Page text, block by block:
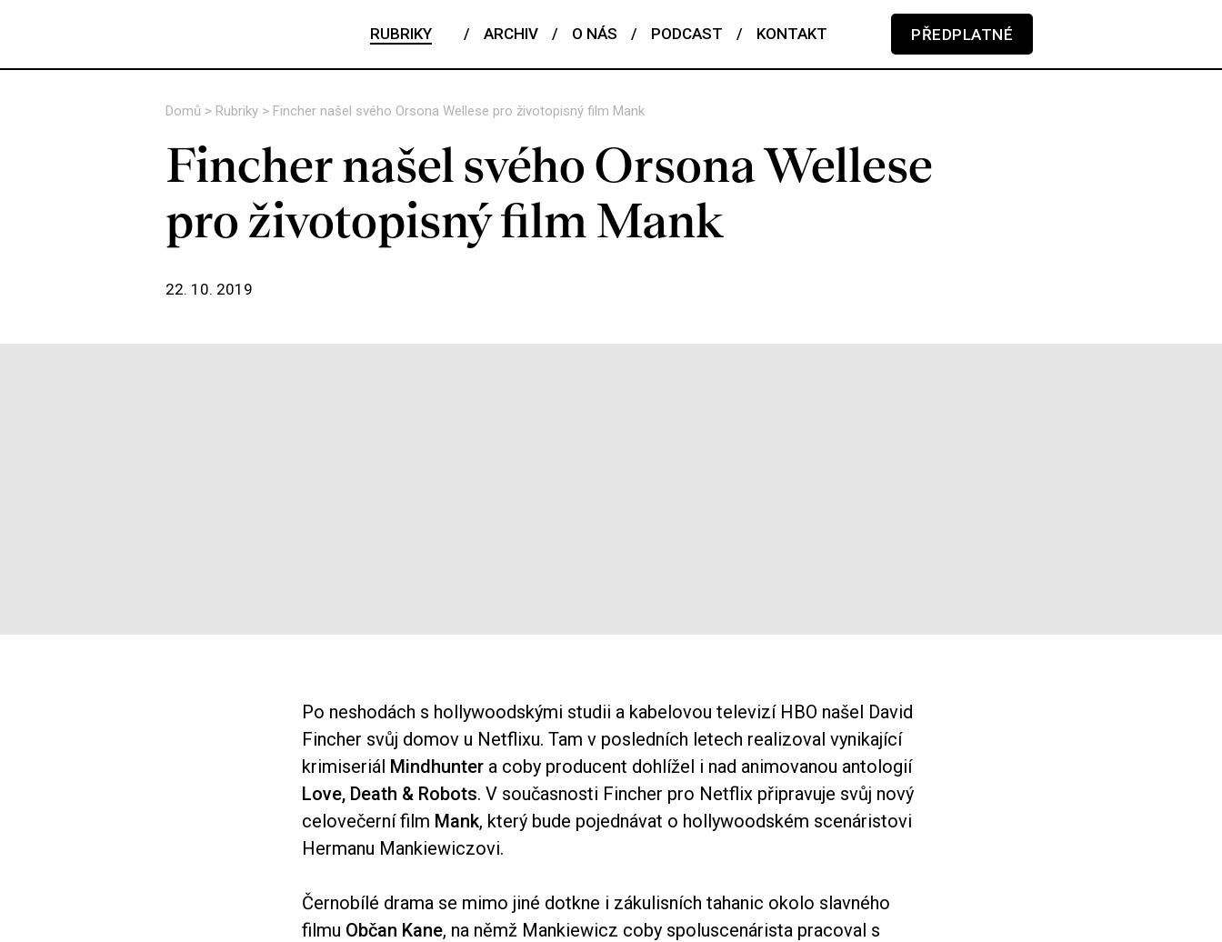
RUBRIKY / ARCHIV / O NÁS / PODCAST / KONTAKT PŘEDPLATNÉ
Domů > Rubriky > Fincher našel svého Orsona Wellese pro životopisný film Mank
Fincher našel svého Orsona Wellese
pro životopisný film Mank
22. 10. 2019
Po neshodách s hollywoodskými studii a kabelovou televizí HBO našel David
Fincher svůj domov u Netflixu. Tam v posledních letech realizoval vynikající
krimiseriál Mindhunter a coby producent dohlížel i nad animovanou antologií
Love, Death & Robots. V současnosti Fincher pro Netflix připravuje svůj nový
celovečerní film Mank, který bude pojednávat o hollywoodském scenáristovi
Hermanu Mankiewiczovi.
Černobílé drama se mimo jiné dotkne i zákulisních tahanic okolo slavného
filmu Občan Kane, na němž Mankiewicz coby spoluscenárista pracoval s